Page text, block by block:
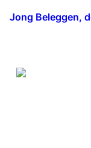
Jong Beleggen,